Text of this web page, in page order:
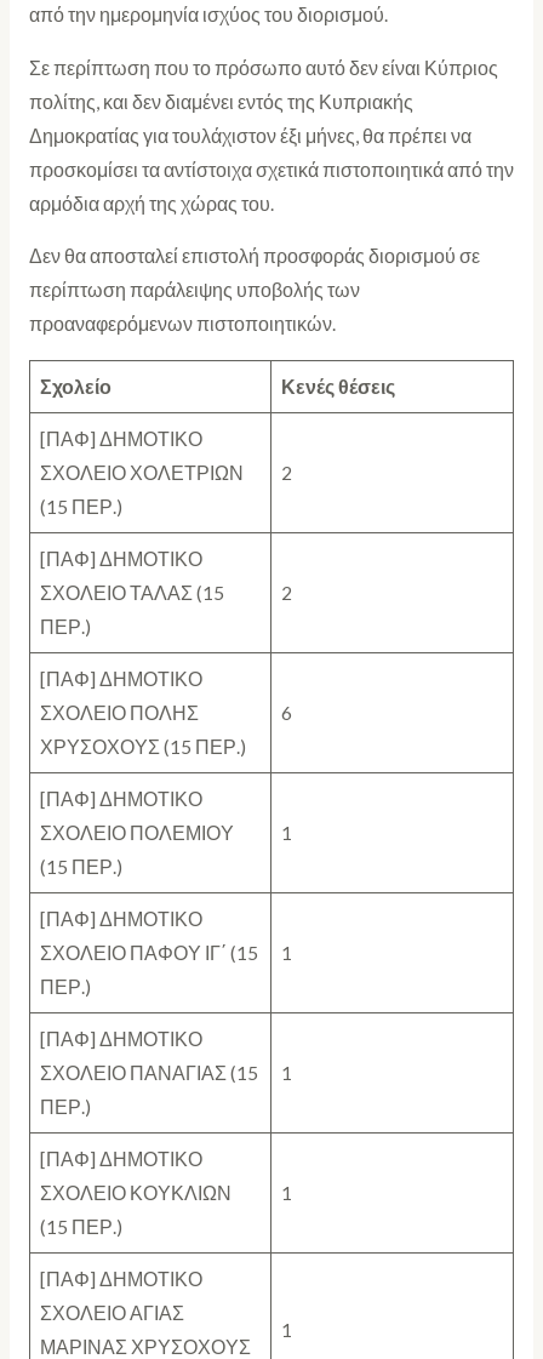
από την ημερομηνία ισχύος του διορισμού.
Σε περίπτωση που το πρόσωπο αυτό δεν είναι Κύπριος
πολίτης, και δεν διαμένει εντός της Κυπριακής
Δημοκρατίας για τουλάχιστον έξι μήνες, θα πρέπει να
προσκομίσει τα αντίστοιχα σχετικά πιστοποιητικά από την
αρμόδια αρχή της χώρας του.
Δεν θα αποσταλεί επιστολή προσφοράς διορισμού σε
περίπτωση παράλειψης υποβολής των
προαναφερόμενων πιστοποιητικών.
Σχολείο Κενές θέσεις
[ΠΑΦ] ΔΗΜΟΤΙΚΟ
ΣΧΟΛΕΙΟ ΧΟΛΕΤΡΙΩΝ
(15 ΠΕΡ.)
2
[ΠΑΦ] ΔΗΜΟΤΙΚΟ
ΣΧΟΛΕΙΟ ΤΑΛΑΣ (15
ΠΕΡ.)
2
[ΠΑΦ] ΔΗΜΟΤΙΚΟ
ΣΧΟΛΕΙΟ ΠΟΛΗΣ
ΧΡΥΣΟΧΟΥΣ (15 ΠΕΡ.)
6
[ΠΑΦ] ΔΗΜΟΤΙΚΟ
ΣΧΟΛΕΙΟ ΠΟΛΕΜΙΟΥ
(15 ΠΕΡ.)
1
[ΠΑΦ] ΔΗΜΟΤΙΚΟ
ΣΧΟΛΕΙΟ ΠΑΦΟΥ ΙΓ΄ (15
ΠΕΡ.)
1
[ΠΑΦ] ΔΗΜΟΤΙΚΟ
ΣΧΟΛΕΙΟ ΠΑΝΑΓΙΑΣ (15
ΠΕΡ.)
1
[ΠΑΦ] ΔΗΜΟΤΙΚΟ
ΣΧΟΛΕΙΟ ΚΟΥΚΛΙΩΝ
(15 ΠΕΡ.)
1
[ΠΑΦ] ΔΗΜΟΤΙΚΟ
ΣΧΟΛΕΙΟ ΑΓΙΑΣ
ΜΑΡΙΝΑΣ ΧΡΥΣΟΧΟΥΣ
1